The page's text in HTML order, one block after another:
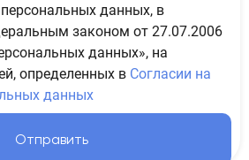
данных, в
законом от 27.07.2006
данных», на
определенных в Согласии на
данных
Отправить